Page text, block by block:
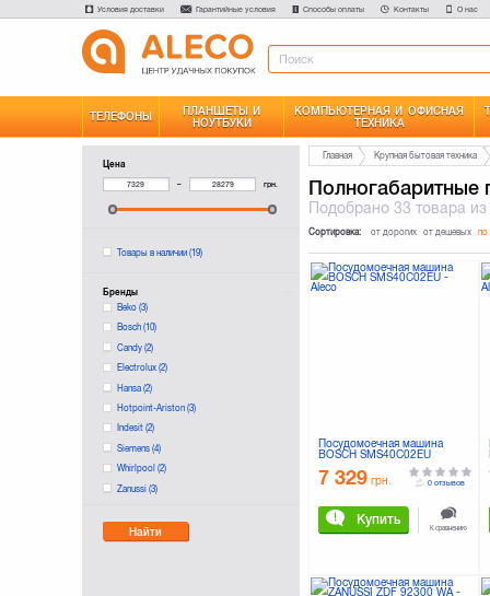
Условия доставки Гарантийные условия Способы оплаты Контакты О нас
ТЕЛЕФОНЫ
ПЛАНШЕТЫ И
НОУТБУКИ
КОМПЬЮТЕРНАЯ И ОФИСНАЯ
ТЕХНИКА
Цена
– грн.
Товары в наличии(19)
Бренды
Beko(3)
Bosch(10)
Candy(2)
Electrolux(2)
Hansa(2)
Hotpoint-Ariston(3)
Indesit(2)
Siemens(4)
Whirlpool(2)
Zanussi(3)
Найти
Главная Крупная бытовая техника
Подобрано33 товара
Сортировка: от дорогих от дешевых по
Посудомоечная машина
BOSCH SMS40C02EU
7 329 грн.
Купить
0 отзывов
К сравнению